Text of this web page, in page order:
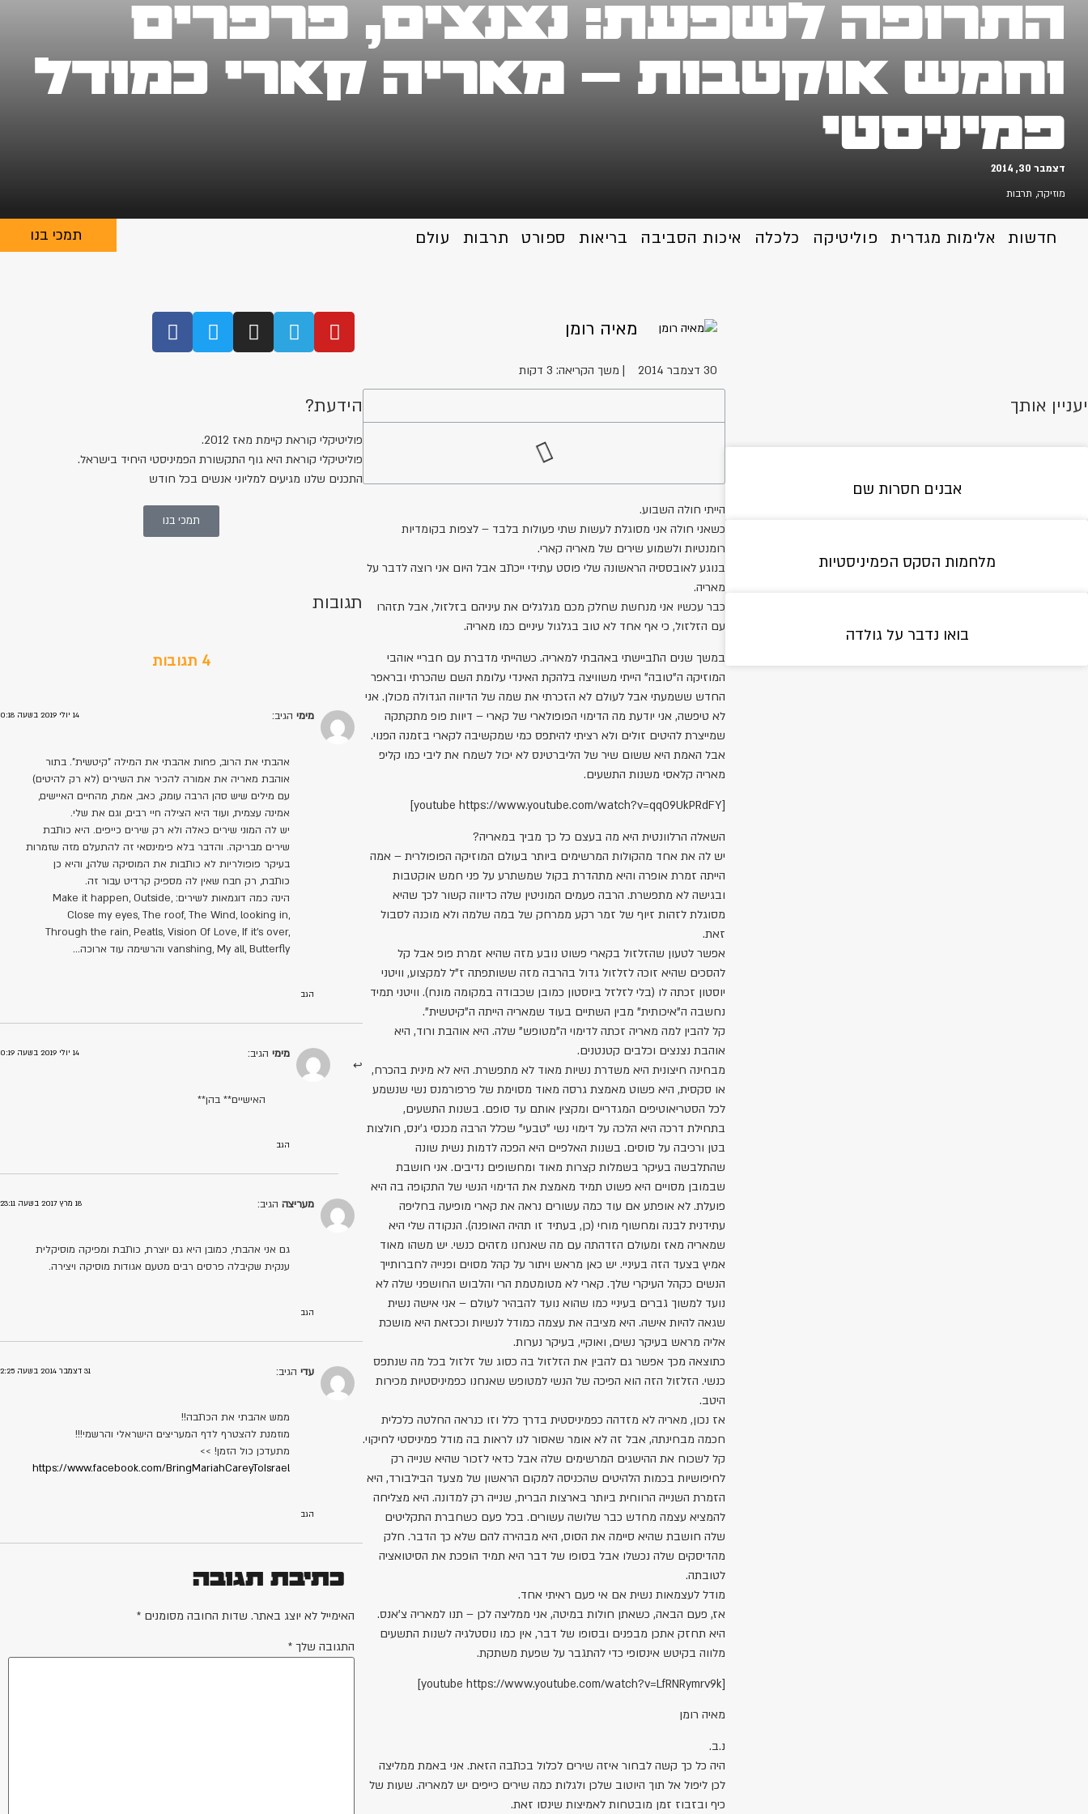
התרופה לשפעת: נצנצים, פרפרים
וחמש אוקטבות – מאריה קארי כמודל
פמיניסטי
דצמבר 30, 2014
מוזיקה, תרבות
חדשות אלימות מגדרית פוליטיקה כלכלה איכות הסביבה בריאות ספורט תרבות עולם תמכי בנו
מאיה רומן
30 דצמבר 2014 | משך הקריאה: 3 דקות
יעניין אותך
אבנים חסרות שם
מלחמות הסקס הפמיניסטיות
בואו נדבר על גולדה
הייתי חולה השבוע.
כשאני חולה אני מסוגלת לעשות שתי פעולות בלבד – לצפות בקומדיות
רומנטיות ולשמוע שירים של מאריה קארי.
בנוגע לאובססיה הראשונה שלי פוסט עתידי ייכתב אבל היום אני רוצה לדבר על
מאריה.
כבר עכשיו אני מנחשת שחלק מכם מגלגלים את עיניהם בזלזול, אבל תזהרו
עם הזלזול, כי אף אחד לא טוב בגלגול עיניים כמו מאריה.
במשך שנים התביישתי באהבתי למאריה. כשהייתי מדברת עם חבריי אוהבי
המוזיקה ה"טובה" הייתי משוויצה בלהקת האינדי עלומת השם שהכרתי ובראפר
החדש ששמעתי אבל לעולם לא הזכרתי את שמה של הדיווה הגדולה מכולן. אני
לא טיפשה, אני יודעת מה הדימוי הפופולארי של קארי – דיוות פופ מתקתקה
שמייצרת להיטים זולים ולא רציתי להיתפס כמי שמקשיבה לקארי בזמנה הפנוי.
אבל האמת היא ששום שיר של הליברטינס לא יכול לשמח את ליבי כמו קליפ
מאריה קלאסי משנות התשעים.
[youtube https://www.youtube.com/watch?v=qq09UkPRdFY]
השאלה הרלוונטית היא מה בעצם כל כך מביך במאריה?
יש לה את אחד מהקולות המרשימים ביותר בעולם המוזיקה הפופולרית – אמה
הייתה זמרת אופרה והיא מתהדרת בקול שמשתרע על פני חמש אוקטבות
ובגישה לא מתפשרת. הרבה פעמים המוניטין שלה כדיווה קשור לכך שהיא
מסוגלת לזהות זיוף של זמר רקע ממרחק של במה שלמה ולא מוכנה לסבול
זאת.
אפשר לטעון שהזלזול בקארי פשוט נובע מזה שהיא זמרת פופ אבל קל
להסכים שהיא זוכה לזלזול גדול בהרבה מזה ששותפתה ז"ל למקצוע, וויטני
יוסטון זכתה לו (בלי לזלזל ביוסטון כמובן שכבודה במקומה מונח). וויטני תמיד
נחשבה ה"איכותית" מבין השתיים בעוד שמאריה הייתה ה"קיטשית".
קל להבין למה מאריה זכתה לדימוי ה"מטופש" שלה. היא אוהבת ורוד, היא
אוהבת נצנצים וכלבים קטנטנים.
מבחינה חיצונית היא משדרת נשיות מאוד לא מתפשרת. היא לא מינית בהכרח,
או סקסית, היא פשוט מאמצת גרסה מאוד מסוימת של פרפורמנס נשי שנשמע
לכל הסטריאוטיפים המגדריים ומקצין אותם עד סופם. בשנות התשעים,
בתחילת דרכה היא הלכה על דימוי נשי "טבעי" שכלל הרבה מכנסי ג'ינס, חולצות
בטן ורכיבה על סוסים. בשנות האלפיים היא הפכה לדמות נשית שונה
שהתלבשה בעיקר בשמלות קצרות מאוד ומחשופים נדיבים. אני חושבת
שבמובן מסויים היא פשוט תמיד מאמצת את הדימוי הנשי של התקופה בה היא
פועלת. לא אופתע אם עוד כמה עשורים נראה את קארי מופיעה בחליפה
עתידנית לבנה ומחשוף מוחי (כן, בעתיד זו תהיה האופנה). הנקודה שלי היא
שמאריה מאז ומעולם הזדהתה עם מה שאנחנו מזהים כנשי. יש משהו מאוד
אמיץ בצעד הזה בעיניי. יש כאן מראש ויתור על קהל מסוים ופנייה לחברותייך
הנשים כקהל העיקרי שלך. קארי לא מטומטמת הרי והלבוש החושפני שלה לא
נועד למשוך גברים בעיניי כמו שהוא נועד להבהיר לעולם – אני אישה נשית
שגאה להיות אישה. היא מציבה את עצמה כמודל לנשיות וככזאת היא מושכת
אליה מראש בעיקר נשים, ואוקיי, בעיקר נערות.
כתוצאה מכך אפשר גם להבין את הזלזול בה כסוג של זלזול בכל מה שנתפס
כנשי. הזלזול הזה הוא הפיכה של הנשי למטופש שאנחנו כפמיניסטיות מכירות
היטב.
אז נכון, מאריה לא מזדהה כפמיניסטית בדרך כלל וזו כנראה החלטה כלכלית
חכמה מבחינתה, אבל זה לא אומר שאסור לנו לראות בה מודל פמיניסטי לחיקוי.
קל לשכוח את ההישגים המרשימים שלה אבל כדאי לזכור שהיא שנייה רק
לחיפושיות בכמות הלהיטים שהכניסה למקום הראשון של מצעד הבילבורד, היא
הזמרת השנייה הרווחית ביותר בארצות הברית, שנייה רק למדונה. היא מצליחה
להמציא עצמה מחדש כבר שלושה עשורים. בכל פעם כשחברת התקליטים
שלה חושבת שהיא סיימה את הסוס, היא מבהירה להם שלא כך הדבר. חלק
מהדיסקים שלה נכשלו אבל בסופו של דבר היא תמיד הופכת את הסיטואציה
לטובתה.
מודל לעצמאות נשית אם אי פעם ראיתי אחד.
אז, פעם הבאה, כשאתן חולות במיטה, אני ממליצה לכן – תנו למאריה צ'אנס.
היא תחזק אתכן מבפנים ובסופו של דבר, אין כמו נוסטלגיה לשנות התשעים
מלווה בקיטש אינסופי כדי להתגבר על שפעת משתקת.
[youtube https://www.youtube.com/watch?v=LfRNRymrv9k]
מאיה רומן
נ.ב.
היה כל כך קשה לבחור איזה שירים לכלול בכתבה הזאת. אני באמת ממליצה
לכן ליפול אל תוך היוטוב שלכן ולגלות כמה שירים כייפים יש למאריה. שעות של
כיף ובזבוז זמן מובטחות לאמיצות שינסו זאת.
הידעת?
פוליטיקלי קוראת קיימת מאז 2012.
פוליטיקלי קוראת היא גוף התקשורת הפמיניסטי היחיד בישראל.
התכנים שלנו מגיעים למליוני אנשים בכל חודש
תמכי בנו
תגובות
4 תגובות
מימי הגיב: 14 יולי 2019 בשעה 0:18
אהבתי את הרוב, פחות אהבתי את המילה "קיטשית". בתור
אוהבת מאריה את אמורה להכיר את השירים (לא רק להיטים)
עם מילים שיש סהן הרבה עומק, כאב, אמת, מהחיים האיישים,
אמינה עצמית, ועוד היא הצילה חיי רבים, וגם את שלי.
יש לה המוני שירים כאלה ולא רק שירים כייפים. היא כותבת
שירים מבריקה. והדבר בלא פימינסאי זה להתעלם מזה שזמרות
בעיקר פופולריות לא כותבות את המוסיקה שלהן, והיא כן
כותבת, רק חבח שאין לה מספיק קרדיט עבור זה.
הינה כמה דוגמאות לשירים: Make it happen, Outside,
Close my eyes, The roof, The Wind, looking in,
Through the rain, Peatls, Vision Of Love, If it's over,
vanshing, My all, Butterfly והרשימה עוד ארוכה…
הגב
מימי הגיב: 14 יולי 2019 בשעה 0:19
האישיים** בהן**
הגב
מעריצה הגיב: 18 מרץ 2017 בשעה 23:11
גם אני אהבתי, כמובן היא גם יוצרת, כותבת ומפיקה מוסיקלית
ענקית שקיבלה פרסים רבים מטעם אגודות מוסיקה ויצירה.
הגב
עדי הגיב: 31 דצמבר 2014 בשעה 2:25
ממש אהבתי את הכתבה!!
מוזמנת להצטרף לדף המעריצים הישראלי והרשמי!!!
מתעדכן כול הזמן! >>
https://www.facebook.com/BringMariahCareyToIsrael
הגב
כתיבת תגובה
האימייל לא יוצג באתר. שדות החובה מסומנים *
התגובה שלך *